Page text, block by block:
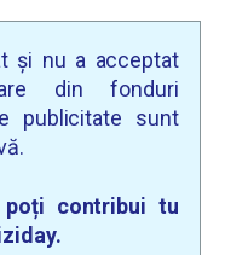
și nu a acceptat
din fonduri
publicitate sunt
contribui tu